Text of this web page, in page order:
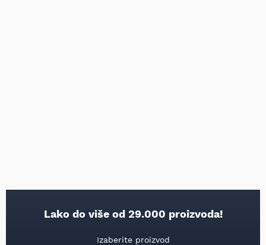
Lako do više od 29.000 proizvoda!
Izaberite proizvod